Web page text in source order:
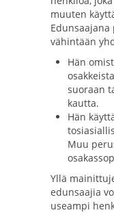
muuten
vähintään
Hän
suoraan
kautta.
Hän
Muu
Yllä
edunsaajia
useampi